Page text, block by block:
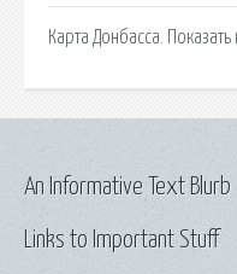
Карта Донбасса.
Links to Important Stuff
An Informative Text Blurb